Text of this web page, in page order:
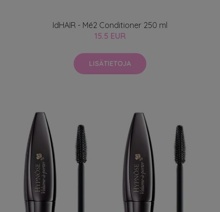
IdHAIR - Mé2 Conditioner 250 ml
15.5 EUR
LISÄTIETOJA